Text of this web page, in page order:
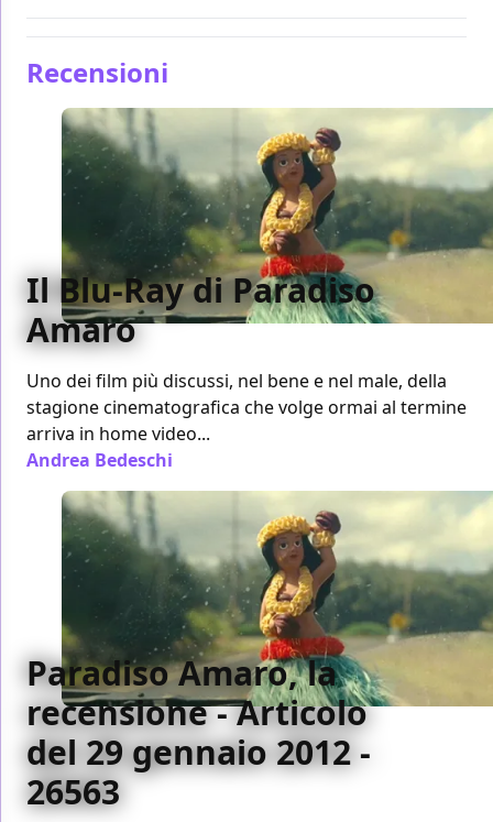
Recensioni
Il Blu-Ray di Paradiso
Amaro
Uno dei film più discussi, nel bene e nel male, della
stagione cinematografica che volge ormai al termine
arriva in home video...
Andrea Bedeschi
Paradiso Amaro, la
recensione - Articolo
del 29 gennaio 2012 -
26563